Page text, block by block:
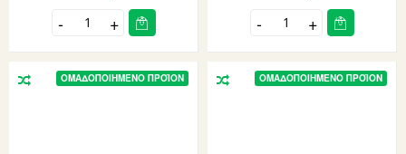
ΟΜΑΔΟΠΟΙΗΜΈΝΟ ΠΡΟΪΌΝ ΟΜΑΔΟΠΟΙΗΜΈΝΟ ΠΡΟΪΌΝ